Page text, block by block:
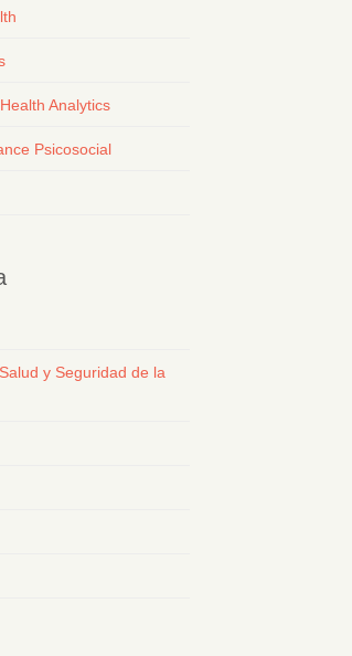
Analytics
Psicosocial
y Seguridad de la